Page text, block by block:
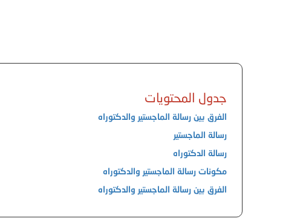
جدول المحتويات
الفرق بين رسالة الماجستير والدكتوراه
رسالة الماجستير
رسالة الدكتوراه
مكونات رسالة الماجستير والدكتوراه
الفرق بين رسالة الماجستير والدكتوراه